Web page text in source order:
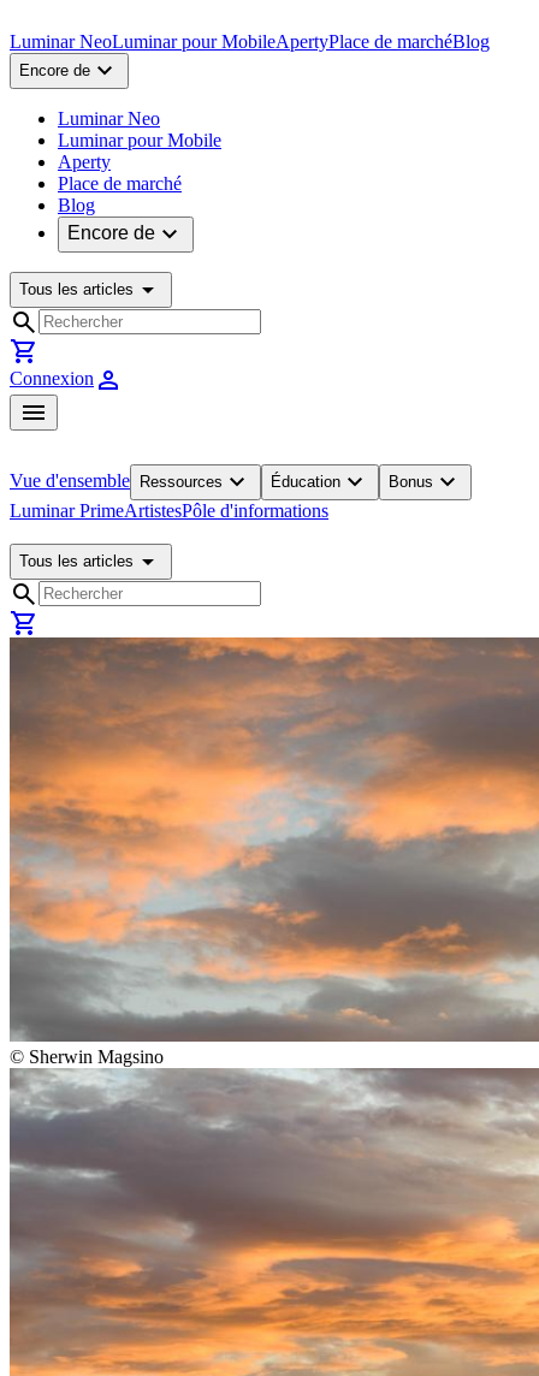
Luminar NeoLuminar pour MobileApertyPlace de marchéBlog
Encore de expand_more
Luminar Neo
Luminar pour Mobile
Aperty
Place de marché
Blog
Encore de expand_more
Tous les articles arrow_drop_down
search
shopping_cart
Connexion person
menu
Vue d'ensemble Ressources expand_more Éducation expand_more Bonus expand_more
Luminar PrimeArtistesPôle d'informations
Tous les articles arrow_drop_down
search
shopping_cart
© Sherwin Magsino